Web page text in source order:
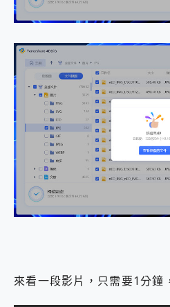
來看一段影片，只需要1分鐘